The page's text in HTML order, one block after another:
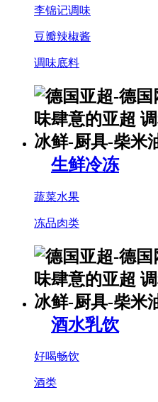
李锦记调味
豆瓣辣椒酱
调味底料
生鲜冷冻
蔬菜水果
冻品肉类
酒水乳饮
好喝畅饮
酒类